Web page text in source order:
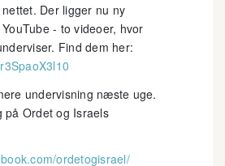
Der ligger nu ny
- to videoer, hvor
Find dem her:
undervisning næste uge.
på Ordet og Israels
ordetogisrael/